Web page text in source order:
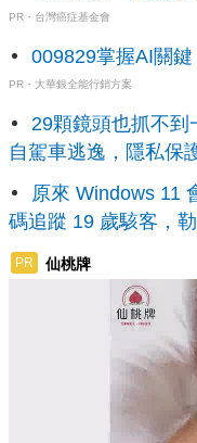
PR・台灣癌症基金會
009829掌握AI關
PR・大華銀全能行銷方案
29顆鏡頭也抓不到
自駕車逃逸，隱私保
原來 Windows 11
碼追蹤 19 歲駭客，
PR 仙桃牌